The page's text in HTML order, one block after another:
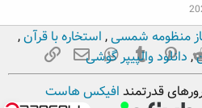
v
Reddit
Pinterest
Tumblr
WhatsApp
ایمیل
منظومه شمسی, استخاره با قرآن,
, دانلود والپیپر گوشی
قدرتمند افیکس هاست